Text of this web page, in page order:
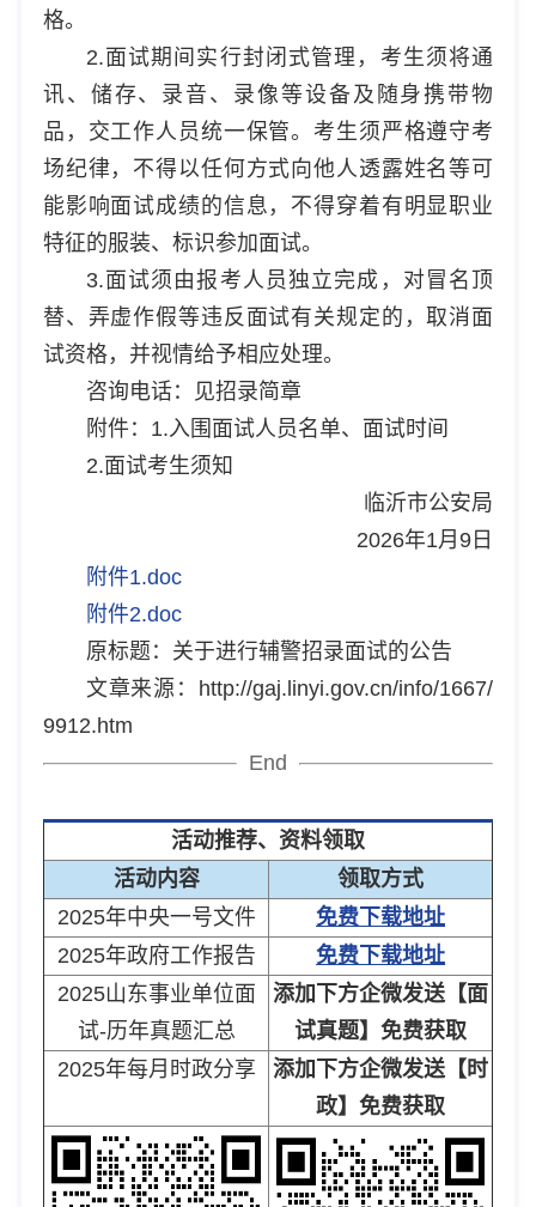
格。
2.面试期间实行封闭式管理，考生须将通
讯、储存、录音、录像等设备及随身携带物
品，交工作人员统一保管。考生须严格遵守考
场纪律，不得以任何方式向他人透露姓名等可
能影响面试成绩的信息，不得穿着有明显职业
特征的服装、标识参加面试。
3.面试须由报考人员独立完成，对冒名顶
替、弄虚作假等违反面试有关规定的，取消面
试资格，并视情给予相应处理。
咨询电话：见招录简章
附件：1.入围面试人员名单、面试时间
2.面试考生须知
临沂市公安局
2026年1月9日
附件1.doc
附件2.doc
原标题：关于进行辅警招录面试的公告
文章来源：http://gaj.linyi.gov.cn/info/1667/
9912.htm
End
活动推荐、资料领取
活动内容
领取方式
2025年中央一号文件
免费下载地址
2025年政府工作报告
免费下载地址
2025山东事业单位面
试-历年真题汇总
添加下方企微发送【面
试真题】免费获取
2025年每月时政分享
添加下方企微发送【时
政】免费获取